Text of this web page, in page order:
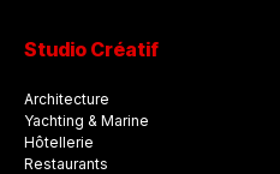
Studio Créatif
Architecture
Yachting & Marine
Hôtellerie
Restaurants